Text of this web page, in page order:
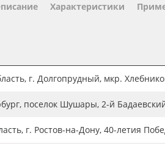
Oratape
Характеристики
г. Долгопрудный, мкр.
поселок Шушары, 2-й
г. Ростов-на-Дону, 40-летия